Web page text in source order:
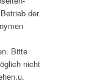
der
Bitte
nicht